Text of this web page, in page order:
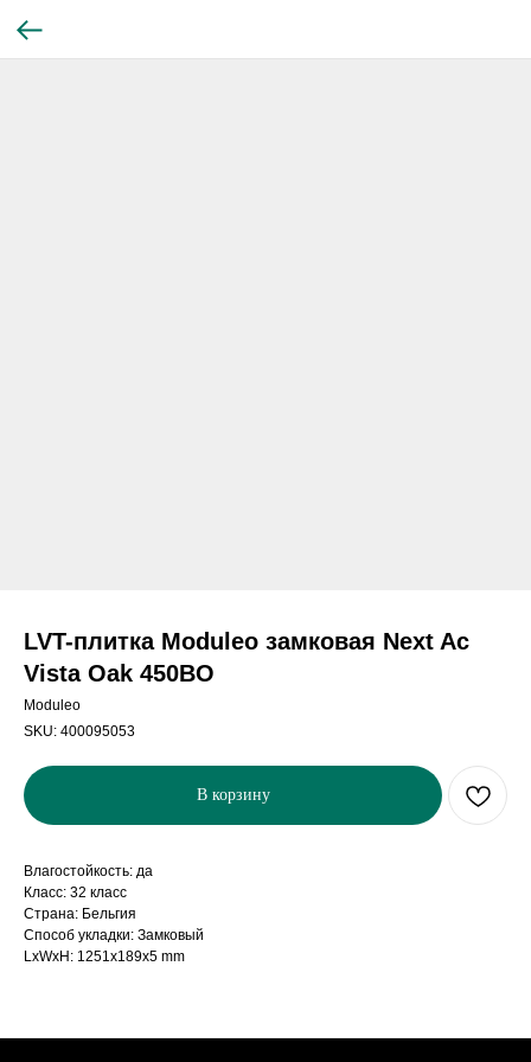
LVT-плитка Moduleo замковая Next Ac
Vista Oak 450BO
Moduleo
SKU: 400095053
В корзину
Влагостойкость: да
Класс: 32 класс
Страна: Бельгия
Способ укладки: Замковый
LxWxH: 1251x189x5 mm